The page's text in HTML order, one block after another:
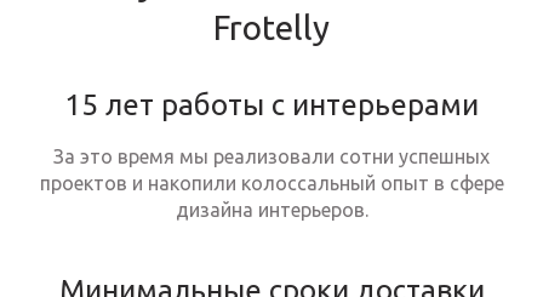
Frotelly
15 лет работы с интерьерами
За это время мы реализовали сотни успешных
проектов и накопили колоссальный опыт в сфере
дизайна интерьеров.